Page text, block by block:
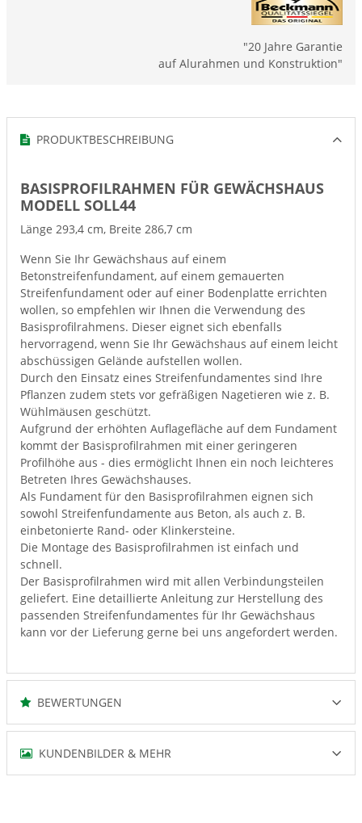
"20 Jahre Garantie
auf Alurahmen und Konstruktion"
PRODUKTBESCHREIBUNG
BASISPROFILRAHMEN FÜR GEWÄCHSHAUS
MODELL SOLL44
Länge 293,4 cm, Breite 286,7 cm
Wenn Sie Ihr Gewächshaus auf einem
Betonstreifenfundament, auf einem gemauerten
Streifenfundament oder auf einer Bodenplatte errichten
wollen, so empfehlen wir Ihnen die Verwendung des
Basisprofilrahmens. Dieser eignet sich ebenfalls
hervorragend, wenn Sie Ihr Gewächshaus auf einem leicht
abschüssigen Gelände aufstellen wollen.
Durch den Einsatz eines Streifenfundamentes sind Ihre
Pflanzen zudem stets vor gefräßigen Nagetieren wie z. B.
Wühlmäusen geschützt.
Aufgrund der erhöhten Auflagefläche auf dem Fundament
kommt der Basisprofilrahmen mit einer geringeren
Profilhöhe aus - dies ermöglicht Ihnen ein noch leichteres
Betreten Ihres Gewächshauses.
Als Fundament für den Basisprofilrahmen eignen sich
sowohl Streifenfundamente aus Beton, als auch z. B.
einbetonierte Rand- oder Klinkersteine.
Die Montage des Basisprofilrahmen ist einfach und
schnell.
Der Basisprofilrahmen wird mit allen Verbindungsteilen
geliefert. Eine detaillierte Anleitung zur Herstellung des
passenden Streifenfundamentes für Ihr Gewächshaus
kann vor der Lieferung gerne bei uns angefordert werden.
BEWERTUNGEN
KUNDENBILDER & MEHR